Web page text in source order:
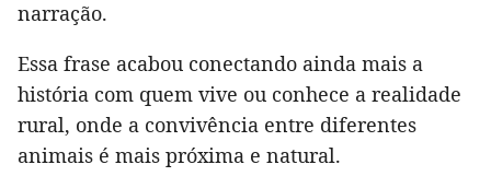
narração.
Essa frase acabou conectando ainda mais a
história com quem vive ou conhece a realidade
rural, onde a convivência entre diferentes
animais é mais próxima e natural.